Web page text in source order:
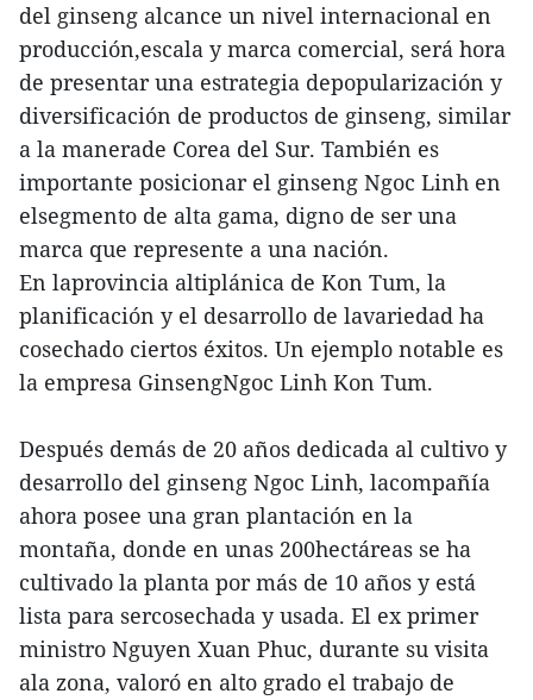
del ginseng alcance un nivel internacional en
producción,escala y marca comercial, será hora
de presentar una estrategia depopularización y
diversificación de productos de ginseng, similar
a la manerade Corea del Sur. También es
importante posicionar el ginseng Ngoc Linh en
elsegmento de alta gama, digno de ser una
marca que represente a una nación.
En laprovincia altiplánica de Kon Tum, la
planificación y el desarrollo de lavariedad ha
cosechado ciertos éxitos. Un ejemplo notable es
la empresa GinsengNgoc Linh Kon Tum.
Después demás de 20 años dedicada al cultivo y
desarrollo del ginseng Ngoc Linh, lacompañía
ahora posee una gran plantación en la
montaña, donde en unas 200hectáreas se ha
cultivado la planta por más de 10 años y está
lista para sercosechada y usada. El ex primer
ministro Nguyen Xuan Phuc, durante su visita
ala zona, valoró en alto grado el trabajo de